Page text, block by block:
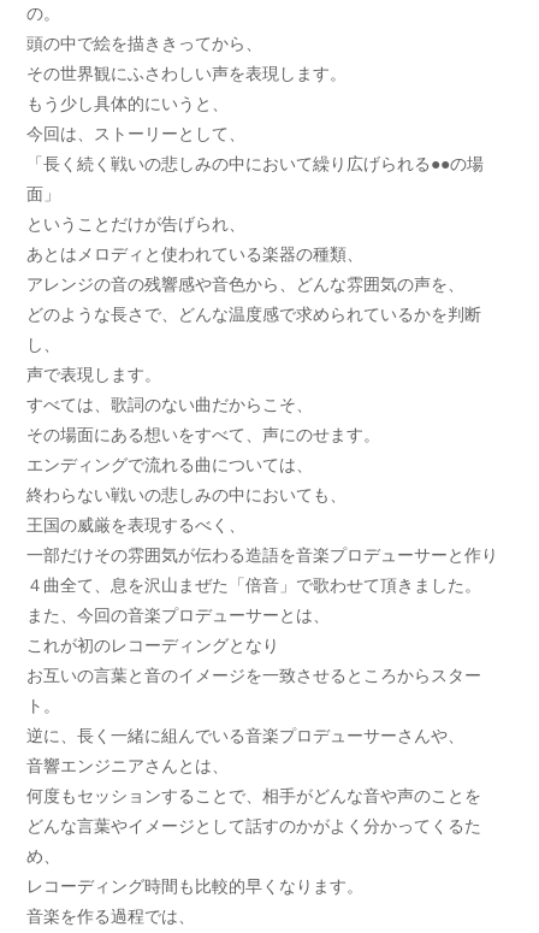
の。
頭の中で絵を描ききってから、
その世界観にふさわしい声を表現します。
もう少し具体的にいうと、
今回は、ストーリーとして、
「長く続く戦いの悲しみの中において繰り広げられる●●の場
面」
ということだけが告げられ、
あとはメロディと使われている楽器の種類、
アレンジの音の残響感や音色から、どんな雰囲気の声を、
どのような長さで、どんな温度感で求められているかを判断
し、
声で表現します。
すべては、歌詞のない曲だからこそ、
その場面にある想いをすべて、声にのせます。
エンディングで流れる曲については、
終わらない戦いの悲しみの中においても、
王国の威厳を表現するべく、
一部だけその雰囲気が伝わる造語を音楽プロデューサーと作り
４曲全て、息を沢山まぜた「倍音」で歌わせて頂きました。
また、今回の音楽プロデューサーとは、
これが初のレコーディングとなり
お互いの言葉と音のイメージを一致させるところからスター
ト。
逆に、長く一緒に組んでいる音楽プロデューサーさんや、
音響エンジニアさんとは、
何度もセッションすることで、相手がどんな音や声のことを
どんな言葉やイメージとして話すのかがよく分かってくるた
め、
レコーディング時間も比較的早くなります。
音楽を作る過程では、